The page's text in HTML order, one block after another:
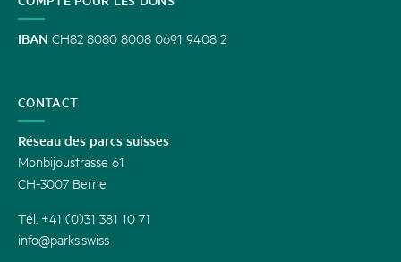
IBAN CH82 8080 8008 0691 9408 2
CONTACT
Réseau des parcs suisses
Monbijoustrasse 61
CH-3007 Berne
Tél. +41 (0)31 381 10 71
info@parks.swiss